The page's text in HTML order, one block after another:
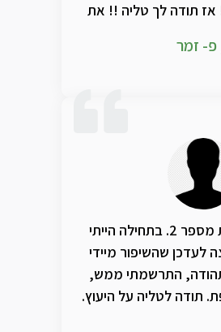
תודה לך טליה !! את
בן אדם מדהים ❣
פ- זמר
רכשתי את תמצית מספר 2. בתחילה הייתי
לעדכן שהשיפור מיידי
התרשמתי ממש,
תודה לטליה על היעוץ.